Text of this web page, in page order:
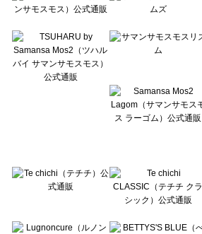
Te chichi CLASSIC（テチチ クラシック）の一覧
Lugnoncure（ルノンキュール）の一覧
BETTY'S BLUE（べティーズブルー）の一覧
Wpc.（ワールドパーティー）の一覧